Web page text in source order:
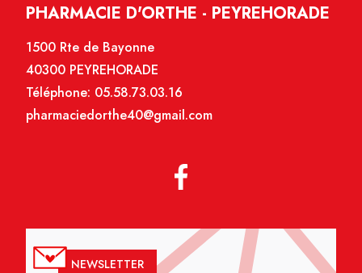
PHARMACIE D'ORTHE - PEYREHORADE
1500 Rte de Bayonne
40300 PEYREHORADE
Téléphone: 05.58.73.03.16
pharmaciedorthe40@gmail.com
NEWSLETTER